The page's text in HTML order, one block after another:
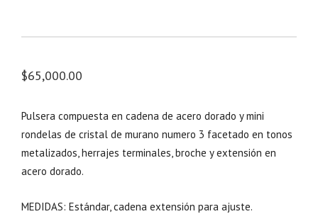
$65,000.00
Pulsera compuesta en cadena de acero dorado y mini
rondelas de cristal de murano numero 3 facetado en tonos
metalizados, herrajes terminales, broche y extensión en
acero dorado.
MEDIDAS: Estándar, cadena extensión para ajuste.